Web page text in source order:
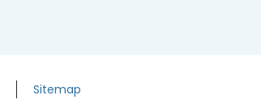
Sitemap